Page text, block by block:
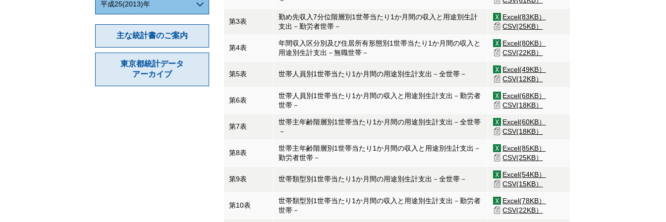
平成25(2013)年
主な統計書のご案内
東京都統計データ
アーカイブ
第3表
勤め先収入7分位階層別1世帯当たり1か月間の収入と用途別生計
支出－勤労者世帯－
Excel(83KB）
CSV(25KB）
第4表
年間収入区分別及び住居所有形態別1世帯当たり1か月間の収入と
用途別生計支出－無職世帯－
Excel(80KB）
CSV(22KB）
第5表 世帯人員別1世帯当たり1か月間の用途別生計支出－全世帯－
Excel(49KB）
CSV(12KB）
第6表
世帯人員別1世帯当たり1か月間の収入と用途別生計支出－勤労者
世帯－
Excel(68KB）
CSV(18KB）
第7表
世帯主年齢階層別1世帯当たり1か月間の用途別生計支出－全世帯
－
Excel(60KB）
CSV(18KB）
第8表
世帯主年齢階層別1世帯当たり1か月間の収入と用途別生計支出－
勤労者世帯－
Excel(85KB）
CSV(25KB）
第9表 世帯類型別1世帯当たり1か月間の用途別生計支出－全世帯－
Excel(54KB）
CSV(15KB）
第10表
世帯類型別1世帯当たり1か月間の収入と用途別生計支出－勤労者
世帯－
Excel(78KB）
CSV(22KB）